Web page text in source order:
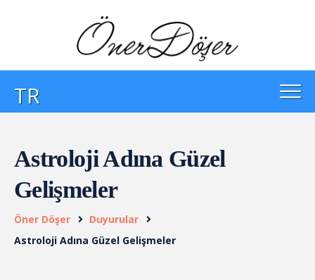
TR
Astroloji Adına Güzel
Gelişmeler
Öner Döşer
Duyurular
Astroloji Adına Güzel Gelişmeler